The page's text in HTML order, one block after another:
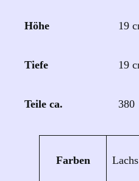
Höhe 19
Tiefe 19
Teile ca. 380
Farben
Lachs